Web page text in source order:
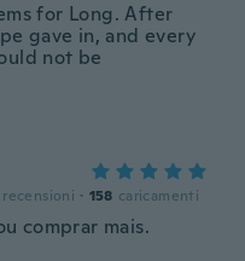
for Long. After
gave in, and every
not be
recensioni · 158 caricamenti
comprar mais.